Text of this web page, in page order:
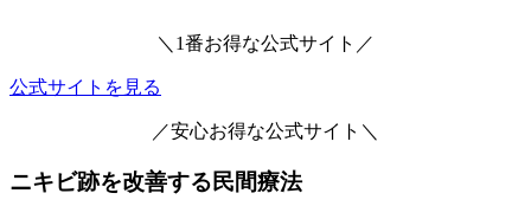
＼1番お得な公式サイト／
公式サイトを見る
／安心お得な公式サイト＼
ニキビ跡を改善する民間療法